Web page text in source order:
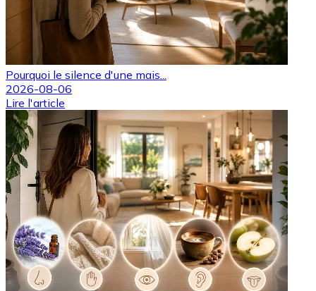
Pourquoi le silence d'une mais...
2026-08-06
Lire l'article